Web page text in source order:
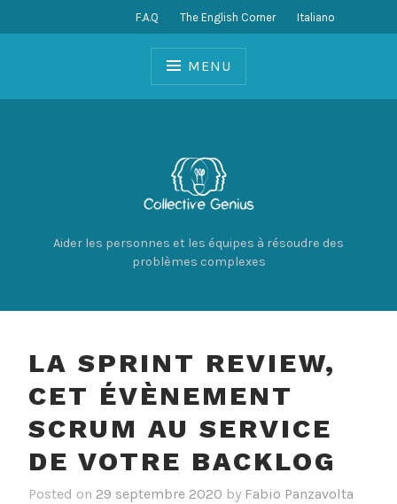
F.A.Q The English Corner Italiano
MENU
Aider les personnes et les équipes à résoudre des
problèmes complexes
LA SPRINT REVIEW,
CET ÉVÈNEMENT
SCRUM AU SERVICE
DE VOTRE BACKLOG
Posted on 29 septembre 2020 by Fabio Panzavolta